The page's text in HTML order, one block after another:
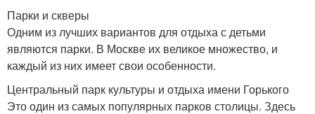
Парки и скверы
Одним из лучших вариантов для отдыха с детьми
являются парки. В Москве их великое множество, и
каждый из них имеет свои особенности.
Центральный парк культуры и отдыха имени Горького
Это один из самых популярных парков столицы. Здесь